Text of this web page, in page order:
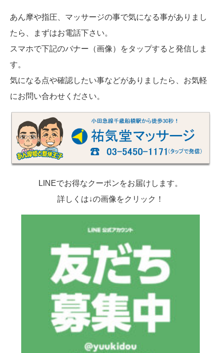
あん摩や指圧、マッサージの事で気になる事がありまし
たら、まずはお電話下さい。
スマホで下記のバナー（画像）をタップすると発信しま
す。
気になる点や確認したい事などがありましたら、お気軽
にお問い合わせください。
LINEでお得なクーポンをお届けします。
詳しくは↓の画像をクリック！